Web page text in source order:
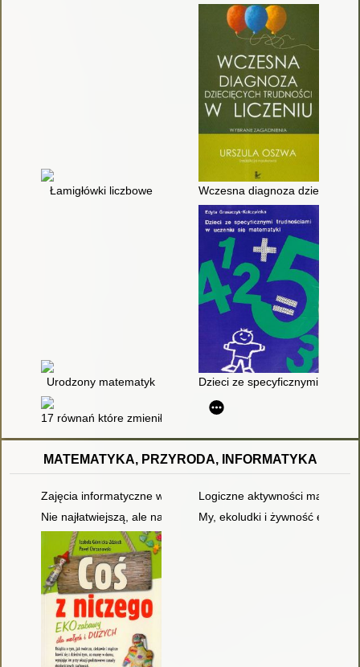
Łamigłówki liczbowe Wczesna diagnoza
Urodzony matematyk Dzieci ze specyficznymi
17 równań które zmieniły świat
MATEMATYKA, PRZYRODA, INFORMATYKA
Zajęcia informatyczne w edukacji specjalnej
Logiczne aktywności
Nie najłatwiejszą, ale najpiękniejszą prowadź ich drogą czyli
My, ekoludki i żywność